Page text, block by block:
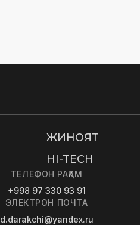
ЖИНОЯТ
HI-TECH
ТЕЛЕФОН РАҚАМ
+998 97 330 93 91
ЭЛЕКТРОН ПОЧТА
d.darakchi@yandex.ru